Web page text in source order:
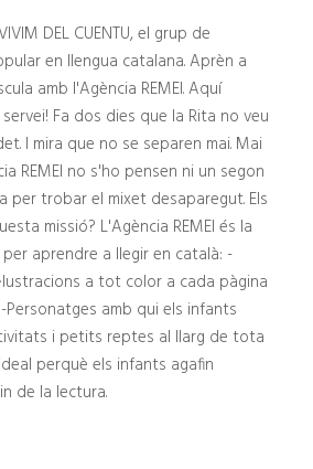
DEL CUENTU, el grup de
en llengua catalana. Aprèn a
amb l'Agència REMEI. Aquí
Fa dos dies que la Rita no veu
I mira que no se separen mai. Mai
REMEI no s'ho pensen ni un segon
per trobar el mixet desaparegut. Els
missió? L'Agència REMEI és la
aprendre a llegir en català: -
a tot color a cada pàgina
Personatges amb qui els infants
i petits reptes al llarg de tota
perquè els infants agafin
de la lectura.